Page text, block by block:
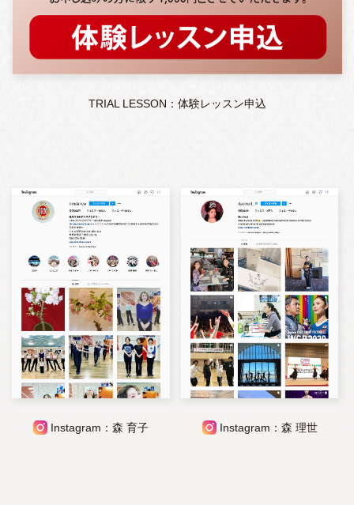
TRIAL LESSON：体験レッスン申込
Instagram：森 育子 Instagram：森 理世